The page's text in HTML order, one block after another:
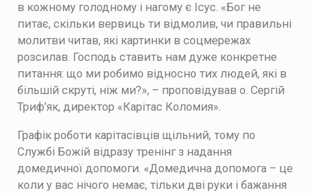
в кожному голодному і нагому є Ісус. «Бог не
питає, скільки вервиць ти відмолив, чи правильні
молитви читав, які картинки в соцмережах
розсилав. Господь ставить нам дуже конкретне
питання: що ми робимо відносно тих людей, які в
більшій скруті, ніж ми?», – проповідував о. Сергій
Триф’як, директор «Карітас Коломия».
Графік роботи карітасівців щільний, тому по
Службі Божій відразу тренінг з надання
домедичної допомоги. «Домедична допомога – це
коли у вас нічого немає, тільки дві руки і бажання